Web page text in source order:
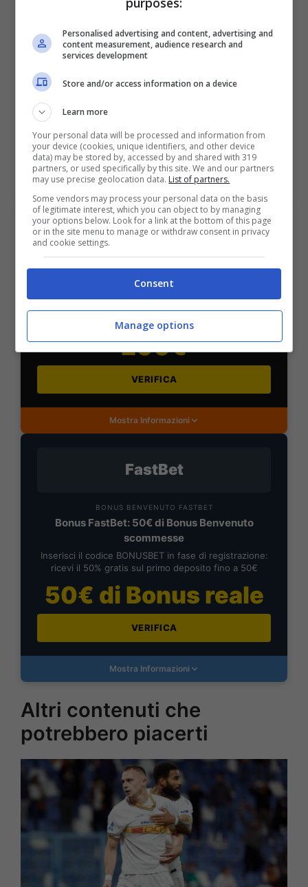
BONUS PLANETWIN365: FINO A 2050€
Planetwin365: 2050€ per sport e scommesse
Iscrivendoti a PlanetWin365 ricevi: 100% fino a 2000€
in Bonus Scommesse + 100% fino a 50€ in Bonus
Sport
VERIFICA
Mostra Informazioni
DAZNBet
Benvenuto Sport 50% fino a 50€ + 150€
versamento+ 5€ a settimana fino a 150€
200€
VERIFICA
Mostra Informazioni
FastBet
BONUS BENVENUTO FASTBET
Bonus FastBet: 50€ di Bonus Benvenuto
scommesse
Inserisci il codice BONUSBET in fase di registrazione:
ricevi il 50% gratis sul primo deposito fino a 50€
50€ di Bonus reale
VERIFICA
Mostra Informazioni
Altri contenuti che
potrebbero piacerti
Personalised advertising and content, advertising and
content measurement, audience research and
services development
Store and/or access information on a device
Learn more
Your personal data will be processed and information from
your device (cookies, unique identifiers, and other device
data) may be stored by, accessed by and shared with 319
partners, or used specifically by this site. We and our partners
may use precise geolocation data. List of partners.
Some vendors may process your personal data on the basis
of legitimate interest, which you can object to by managing
your options below. Look for a link at the bottom of this page
or in the site menu to manage or withdraw consent in privacy
and cookie settings.
Consent
Manage options